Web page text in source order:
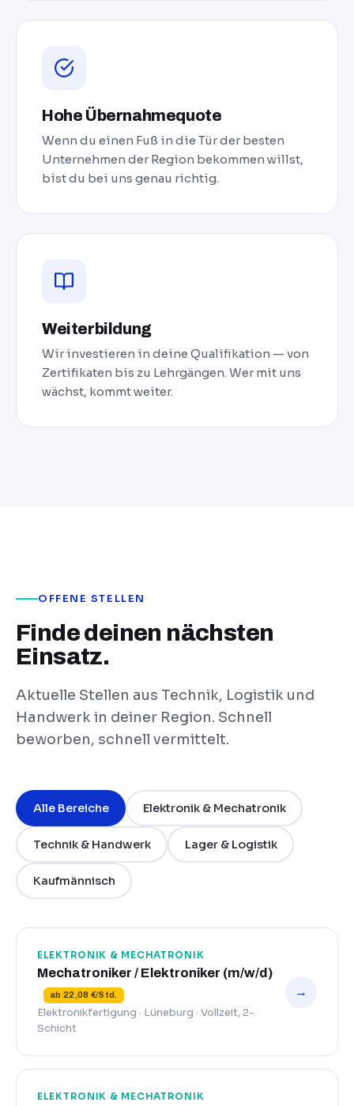
Hohe Übernahmequote
Wenn du einen Fuß in die Tür der besten
Unternehmen der Region bekommen willst,
bist du bei uns genau richtig.
Weiterbildung
Wir investieren in deine Qualifikation — von
Zertifikaten bis zu Lehrgängen. Wer mit uns
wächst, kommt weiter.
OFFENE STELLEN
Finde deinen nächsten
Einsatz.
Aktuelle Stellen aus Technik, Logistik und
Handwerk in deiner Region. Schnell
beworben, schnell vermittelt.
Alle Bereiche Elektronik & Mechatronik
Technik & Handwerk Lager & Logistik
Kaufmännisch
ELEKTRONIK & MECHATRONIK
Mechatroniker / Elektroniker (m/w/d)
ab 22,08 €/Std.
Elektronikfertigung · Lüneburg · Vollzeit, 2-
Schicht
→
ELEKTRONIK & MECHATRONIK